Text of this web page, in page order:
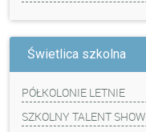
Świetlica szkolna
PÓŁKOLONIE LETNIE
SZKOLNY TALENT SHOW